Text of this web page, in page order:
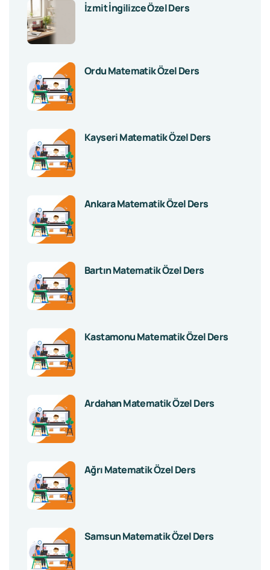
İzmit İngilizce Özel Ders
Ordu Matematik Özel Ders
Kayseri Matematik Özel Ders
Ankara Matematik Özel Ders
Bartın Matematik Özel Ders
Kastamonu Matematik Özel Ders
Ardahan Matematik Özel Ders
Ağrı Matematik Özel Ders
Samsun Matematik Özel Ders